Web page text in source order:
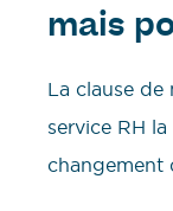
mais
La clause de
service RH
changement